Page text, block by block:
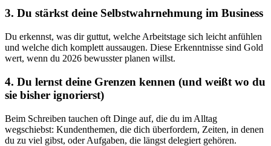
3. Du stärkst deine Selbstwahrnehmung im Business
Du erkennst, was dir guttut, welche Arbeitstage sich leicht anfühlen
und welche dich komplett aussaugen. Diese Erkenntnisse sind Gold
wert, wenn du 2026 bewusster planen willst.
4. Du lernst deine Grenzen kennen (und weißt wo du
sie bisher ignorierst)
Beim Schreiben tauchen oft Dinge auf, die du im Alltag
wegschiebst: Kundenthemen, die dich überfordern, Zeiten, in denen
du zu viel gibst, oder Aufgaben, die längst delegiert gehören.